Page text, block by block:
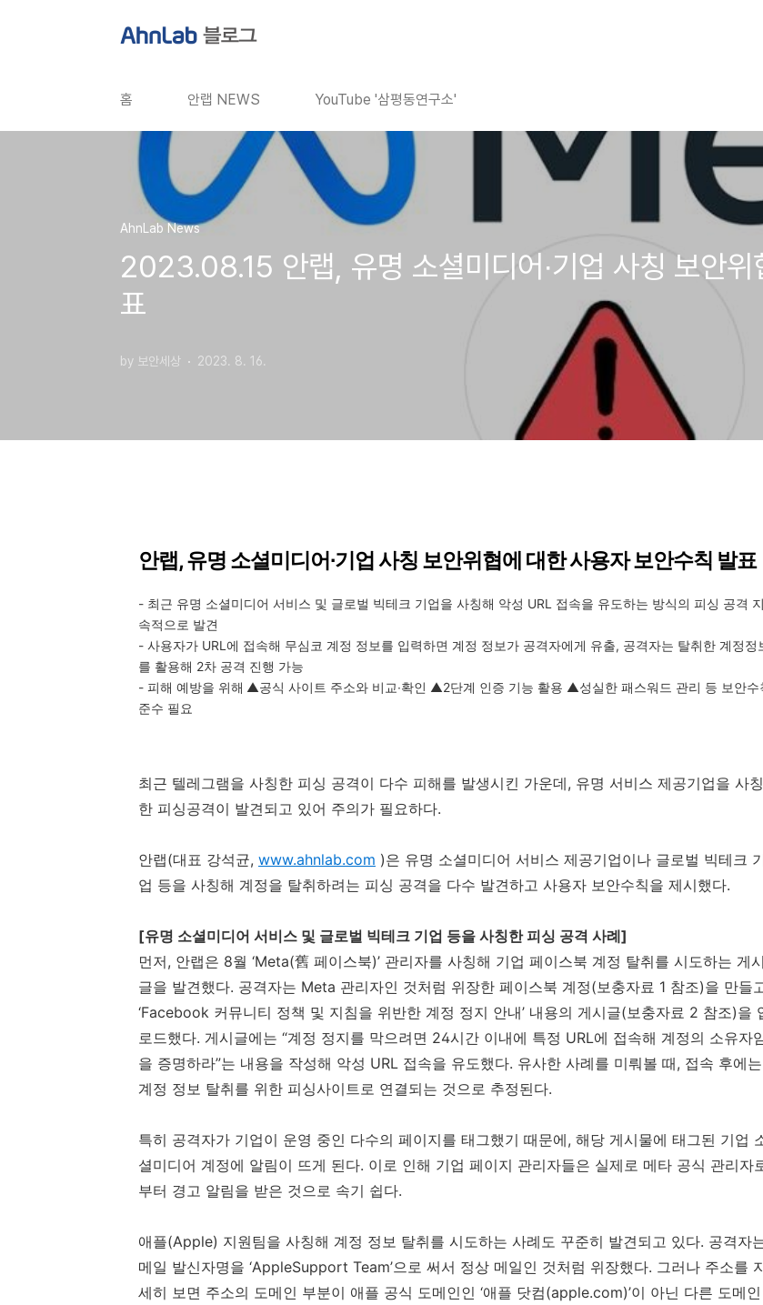
홈 안랩 NEWS YouTube '삼평동연구소'
AhnLab News
2023.08.15 안랩, 유명 소셜미디어∙기업 사칭 보안
표
by 보안세상 2023. 8. 16.
안랩,유명 소셜미디어∙기업 사칭 보안위협에 대한 사용자 보안수칙 발표
- 최근 유명 소셜미디어 서비스 및 글로벌 빅테크 기업을 사칭해 악성 URL 접속을 유도하는 방식의 피싱 공격 지
속적으로 발견
- 사용자가 URL 에 접속해 무심코 계정 정보를 입력하면 계정 정보가 공격자에게 유출, 공격자는 탈취한 계정정
를 활용해 2차 공격 진행 가능
- 피해 예방을 위해 ▲공식 사이트 주소와 비교∙확인 ▲2단계 인증 기능 활용 ▲성실한 패스워드 관리 등 보안수
준수 필요
최근 텔레그램을 사칭한 피싱 공격이 다수 피해를 발생시킨 가운데, 유명 서비스 제공기업을 사칭
한 피싱공격이 발견되고 있어 주의가 필요하다.
안랩(대표 강석균, www.ahnlab.com )은 유명 소셜미디어 서비스 제공기업이나 글로벌 빅테크
업 등을 사칭해 계정을 탈취하려는 피싱 공격을 다수 발견하고 사용자 보안수칙을 제시했다.
[유명 소셜미디어 서비스 및 글로벌 빅테크 기업 등을 사칭한 피싱 공격 사례]
먼저, 안랩은 8월 ‘Meta(舊 페이스북)’ 관리자를 사칭해 기업 페이스북 계정 탈취를 시도하는 게시
글을 발견했다. 공격자는 Meta 관리자인 것처럼 위장한 페이스북 계정(보충자료 1 참조)을 만들
‘Facebook 커뮤니티 정책 및 지침을 위반한 계정 정지 안내’ 내용의 게시글(보충자료 2 참조)을
로드했다. 게시글에는 “계정 정지를 막으려면 24시간 이내에 특정 URL에 접속해 계정의 소유자
을 증명하라”는 내용을 작성해 악성 URL 접속을 유도했다. 유사한 사례를 미뤄볼 때, 접속 후에는
계정 정보 탈취를 위한 피싱사이트로 연결되는 것으로 추정된다.
특히 공격자가 기업이 운영 중인 다수의 페이지를 태그했기 때문에, 해당 게시물에 태그된 기업
셜미디어 계정에 알림이 뜨게 된다. 이로 인해 기업 페이지 관리자들은 실제로 메타 공식 관리자
부터 경고 알림을 받은 것으로 속기 쉽다.
애플(Apple) 지원팀을 사칭해 계정 정보 탈취를 시도하는 사례도 꾸준히 발견되고 있다. 공격자
메일 발신자명을 ‘AppleSupport Team’으로 써서 정상 메일인 것처럼 위장했다. 그러나 주소를
세히 보면 주소의 도메인 부분이 애플 공식 도메인인 ‘애플 닷컴(apple.com)’이 아닌 다른 도메인